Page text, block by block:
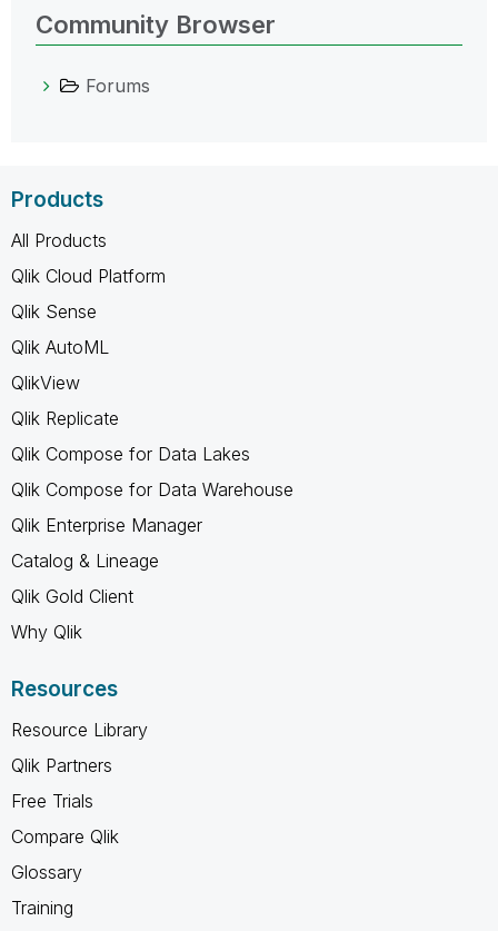
Community Browser
Forums
Products
All Products
Qlik Cloud Platform
Qlik Sense
Qlik AutoML
QlikView
Qlik Replicate
Qlik Compose for Data Lakes
Qlik Compose for Data Warehouse
Qlik Enterprise Manager
Catalog & Lineage
Qlik Gold Client
Why Qlik
Resources
Resource Library
Qlik Partners
Free Trials
Compare Qlik
Glossary
Training